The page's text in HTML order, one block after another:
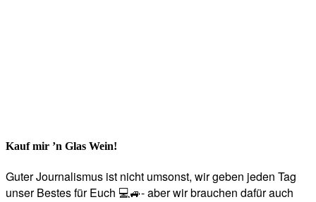
Kauf mir ’n Glas Wein!
Guter Journalismus ist nicht umsonst, wir geben jeden Tag
unser Bestes für Euch 💻🚙- aber wir brauchen dafür auch